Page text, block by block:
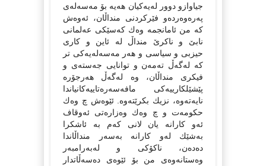
جیاوازو دوور لەیەكیان هەیە بۆ مەسەلەی
پەرەوەردەو فێركردنی منداڵان، ئەوەش
كە من ئامانجمە وەك كەسێكی عەلمانی
نابێ و ناكرێ منداڵ لە ئاین و كاری
حیزبی و سیاسی و هەر مەسەلەیەكی تر
كە لەگەڵ تەمەن و توانایی جەستەی و
فیكری منداڵان، وە لەگەڵ هەرجۆرە
پێشێلكارییەكی مافەسەرەتاییەكانیاندا
نایەتەوە، نزیك بكرێتەوە. ئێوەش چ وەك
حكومەت و چ وەك وەزارەتی ئەوقاف
ئەو كارانە یان لانی كەم بە ئاشكرا
بەشێك لەو كارانە بەسەر منداڵاندا
دەدەن، ناكۆكی و لەبەرامبەر
وەستانەوەی من بۆ ئێوەی دەسەڵاتدار